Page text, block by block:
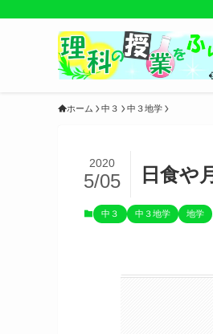
ホーム 中３ 中３地学
日食や
2020
5/05
中３ 中３地学 地学